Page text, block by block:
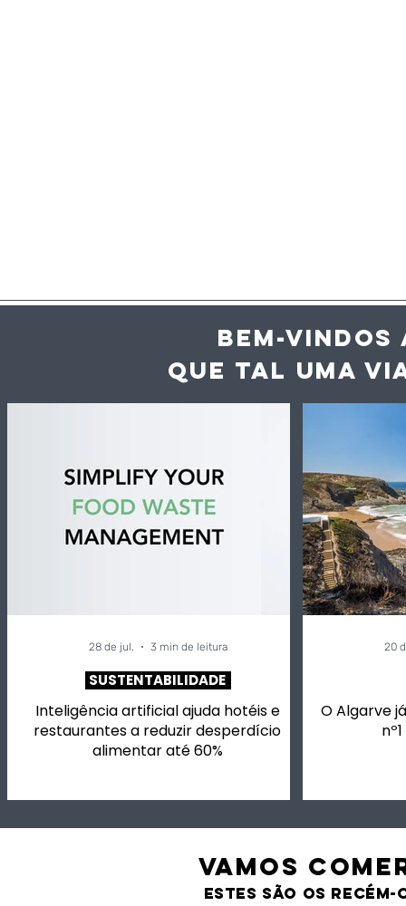
Inteligência artificial
ajuda hotéis e
restaurantes a reduzir
desperdício alimentar
vai ter
para si,
vinhos
música.
BEM-VINDOS
QUE TAL UMA
Inteligência artificial ajuda hotéis e
restaurantes a reduzir desperdício
alimentar até 60%
SUSTENTABILIDADE
28 de jul. 3 min de leitura
O Algarve
20
VAMOS
estes são os recém-